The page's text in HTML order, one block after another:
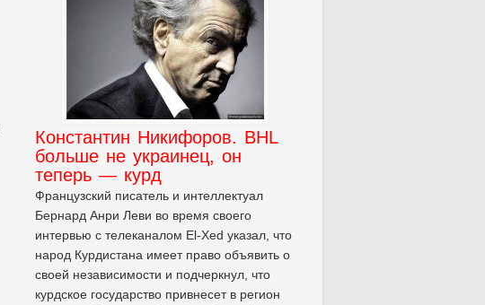
Константин Никифоров. BHL
больше не украинец, он
теперь — курд
Французский писатель и интеллектуал
Бернард Анри Леви во время своего
интервью с телеканалом El-Xed указал, что
народ Курдистана имеет право объявить о
своей независимости и подчеркнул, что
курдское государство привнесет в регион